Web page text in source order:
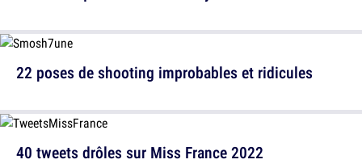
40 tweets drôles sur Miss France 2022
22 poses de shooting improbables et ridicules